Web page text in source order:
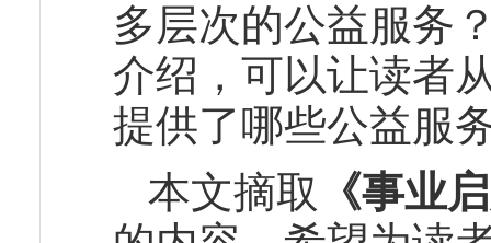
多层次的公益服务
介绍，可以让读者
提供了哪些公益服
本文摘取
《事业